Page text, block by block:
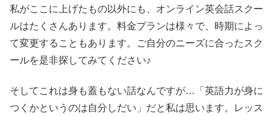
私がここに上げたもの以外にも、オンライン英会話スクー
ルはたくさんあります。料金プランは様々で、時期によっ
て変更することもあります。ご自分のニーズに合ったスク
ールを是非探してみてください♪
そしてこれは身も蓋もない話なんですが…「英語力が身に
つくかというのは自分しだい」だと私は思います。レッス